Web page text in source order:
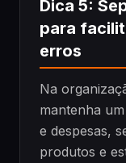
Dica 5:
para
erros
Na
mantenha
e despesas,
produtos e